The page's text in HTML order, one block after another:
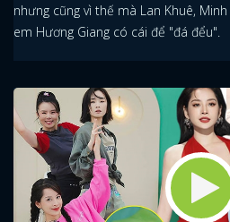
nhưng cũng vì thế mà Lan Khuê,
em Hương Giang có cái để "đá đểu".